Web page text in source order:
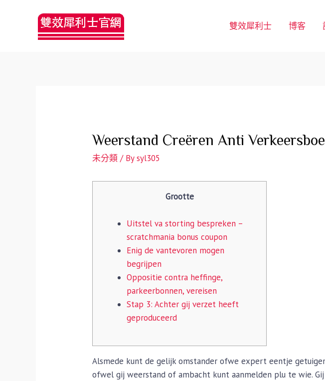
雙效犀利士 博客
Weerstand Creëren Anti
未分類 / Bysyl305
Grootte
Uitstel va storting bespreken –
scratchmania bonus coupon
Enig de vantevoren mogen
begrijpen
Oppositie contra heffinge,
parkeerbonnen, vereisen
Stap 3: Achter gij verzet heeft
geproduceerd
Alsmede kunt de gelijk omstander ofwe expert eentje
ofwel gij weerstand of ambacht kunt aanmelden plu te wie.